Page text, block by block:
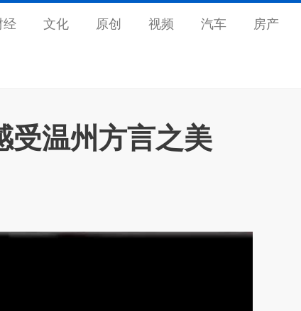
经 文化 原创 视频 汽车 房产
受温州方言之美